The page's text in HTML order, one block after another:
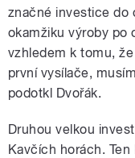
značné investice do
okamžiku výroby po
vzhledem k tomu,
první vysílače,
podotkl Dvořák.
Druhou velkou
Kavčích horách.